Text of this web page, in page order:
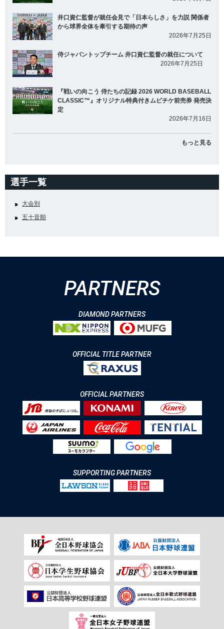
井口資仁監督が就任会見で「日本らしさ」を力説 関係者
から球界全体を牽引する期待の声
2026年7月25日
侍ジャパントップチーム 井口資仁監督の就任について
2026年7月25日
『戦いの向こう 侍たちの記録 2026 WORLD BASEBALL
CLASSIC™』オリジナル特典付きムビチケ前売券 発売決
定
2026年7月16日
もっと見る
選手一覧
大会別
五十音順
PARTNERS
DIAMOND PARTNERS
OFFICIAL TITLE PARTNER
OFFICIAL PARTNERS
SUPPORTING PARTNERS